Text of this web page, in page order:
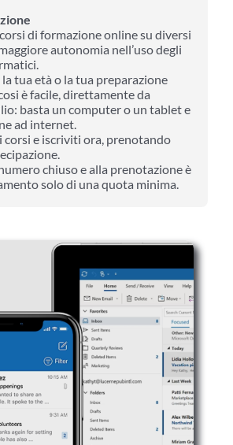
di formazione online su diversi
autonomia nell’uso degli
tua età o la tua preparazione
è facile, direttamente da
basta un computer o un tablet e
ad internet.
corsi e iscriviti ora, prenotando
chiuso e alla prenotazione è
solo di una quota minima.